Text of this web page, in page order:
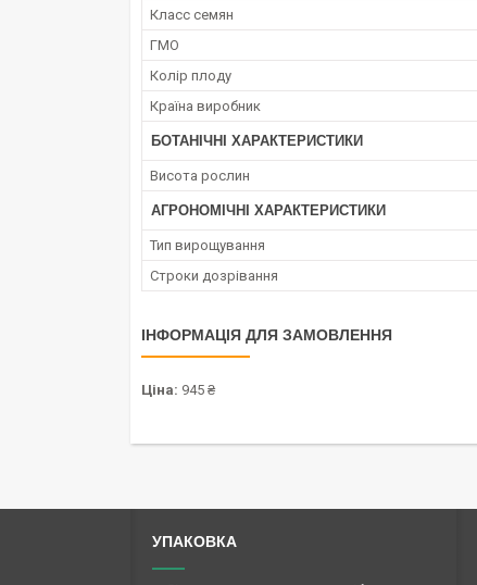
Класс семян
ГМО
Колір плоду
Країна виробник
БОТАНІЧНІ ХАРАКТЕРИСТИКИ
Висота рослин
АГРОНОМІЧНІ ХАРАКТЕРИСТИКИ
Тип вирощування
Строки дозрівання
ІНФОРМАЦІЯ ДЛЯ ЗАМОВЛЕННЯ
Ціна: 945 ₴
УПАКОВКА